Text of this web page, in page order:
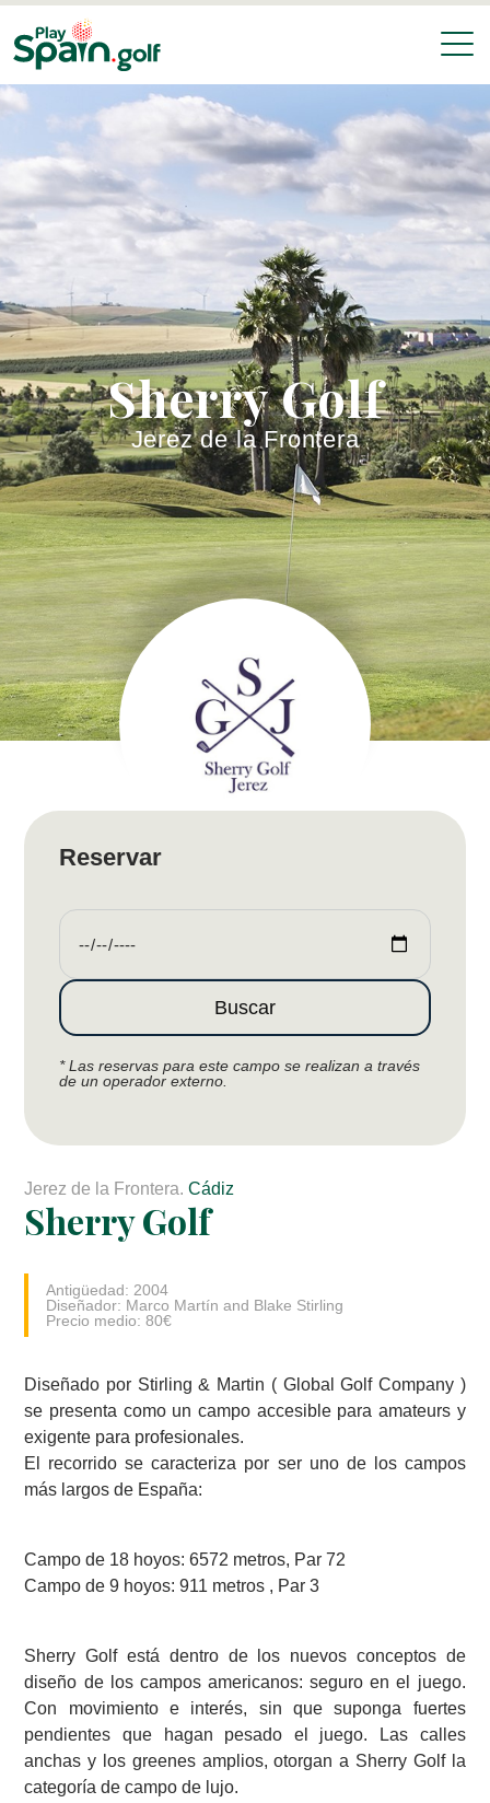
Sherry Golf
Jerez de la Frontera
Jerez de la Frontera.Cádiz
Sherry Golf
Antigüedad: 2004
Diseñador: Marco Martín and Blake Stirling
Precio medio: 80€
Diseñado por Stirling & Martin ( Global Golf Company )
se presenta como un campo accesible para amateurs y
exigente para profesionales.
El recorrido se caracteriza por ser uno de los campos
más largos de España:
Campo de 18 hoyos: 6572 metros, Par 72
Campo de 9 hoyos: 911 metros , Par 3
Sherry Golf está dentro de los nuevos conceptos de
diseño de los campos americanos: seguro en el juego.
Con movimiento e interés, sin que suponga fuertes
pendientes que hagan pesado el juego. Las calles
anchas y los greenes amplios, otorgan a Sherry Golf la
categoría de campo de lujo.
Reservar
Buscar
* Las reservas para este campo se realizan a través
de un operador externo.